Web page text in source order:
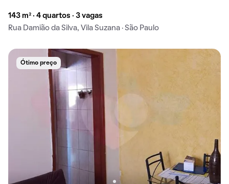
143 m² · 4 quartos · 3 vagas
Rua Damião da Silva, Vila Suzana · São Paulo
Ótimo preço